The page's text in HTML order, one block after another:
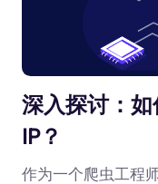
深入探讨：
IP？
作为一个爬虫工程